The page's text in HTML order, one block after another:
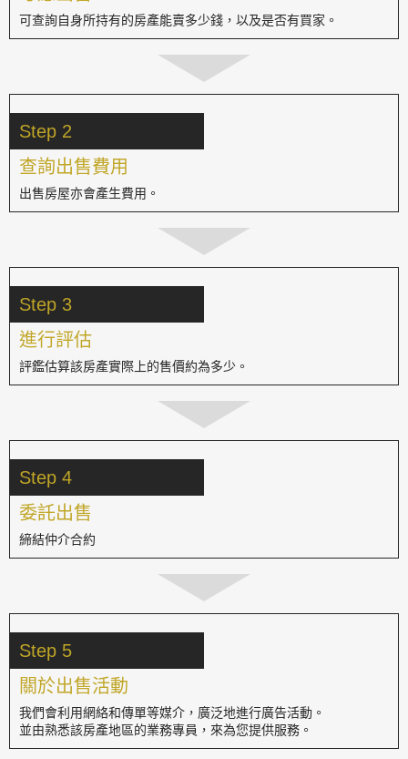
可查詢自身所持有的房產能賣多少錢，以及是否有買家。
Step 2
查詢出售費用
出售房屋亦會產生費用。
Step 3
進行評估
評鑑估算該房產實際上的售價約為多少。
Step 4
委託出售
締結仲介合約
Step 5
關於出售活動
我們會利用網絡和傳單等媒介，廣泛地進行廣告活動。
並由熟悉該房產地區的業務專員，來為您提供服務。